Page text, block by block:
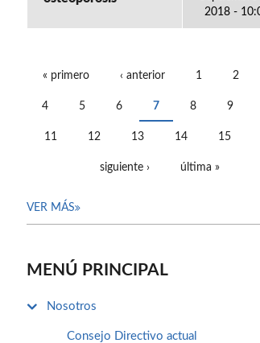
2018 -
« primero ‹ anterior 1 2
4 5 6 7 8 9
11 12 13 14 15
siguiente › última »
VER MÁS
MENÚ PRINCIPAL
Nosotros
Consejo Directivo actual